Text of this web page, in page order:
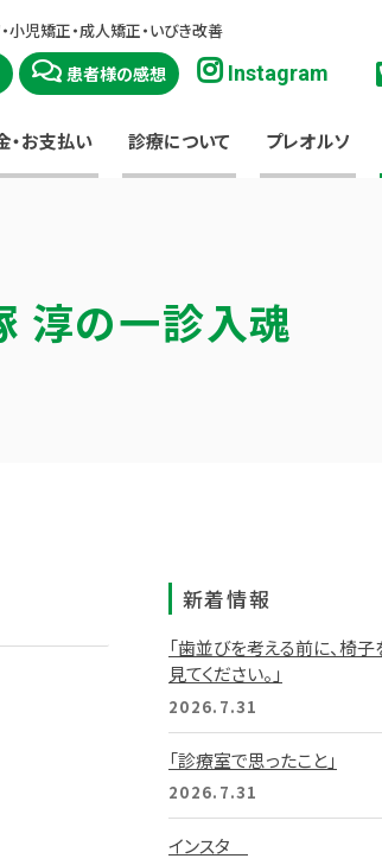
小児矯正・成人矯正・いびき改善
患者様の感想 Instagram
・お支払い 診療について プレオルソ
淳の一診入魂
新着情報
「歯並びを考える前に、椅子
見てください。」
2026.7.31
「診療室で思ったこと」
2026.7.31
インスタ